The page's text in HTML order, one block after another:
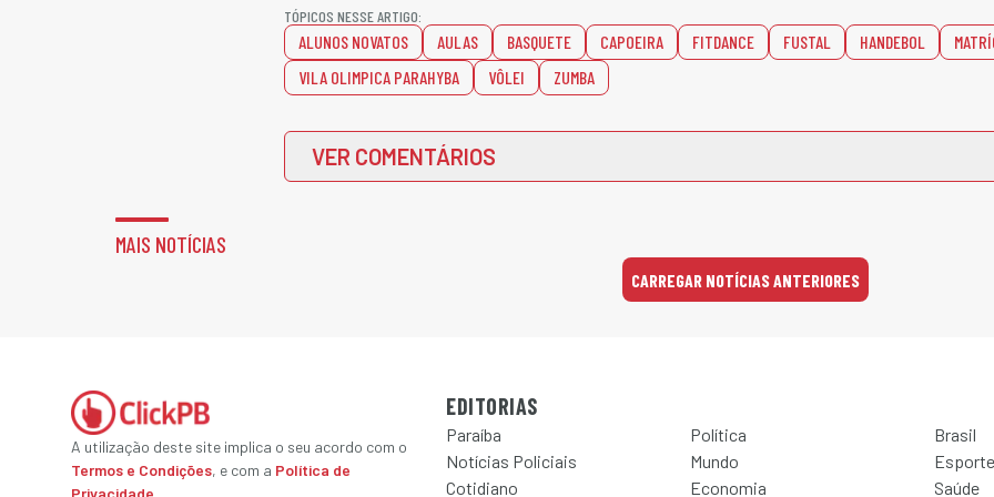
TÓPICOS NESSE ARTIGO:
ALUNOS NOVATOS AULAS BASQUETE CAPOEIRA FITDANCE FUSTAL HANDEBOL
VILA OLIMPICA PARAHYBA
VÔLEI ZUMBA
VER COMENTÁRIOS
MAIS NOTÍCIAS
CARREGAR NOTÍCIAS ANTERIORES
A utilização deste site implica o seu acordo com o
Termos e Condições, e com a Política de
Privacidade
EDITORIAS
Paraíba Política
Brasil
Notícias Policiais
Mundo
Esporte
Cotidiano
Economia Saúde